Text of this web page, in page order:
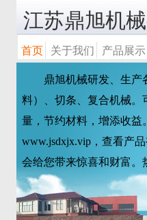
江苏鼎旭机
首页 关于我们 产品展示
鼎旭机械研发、生产
料）、切条、复合机械。
量，节约材料，增添收益
www.jsdxjx.vip，查看产
会给您带来惊喜和财富。